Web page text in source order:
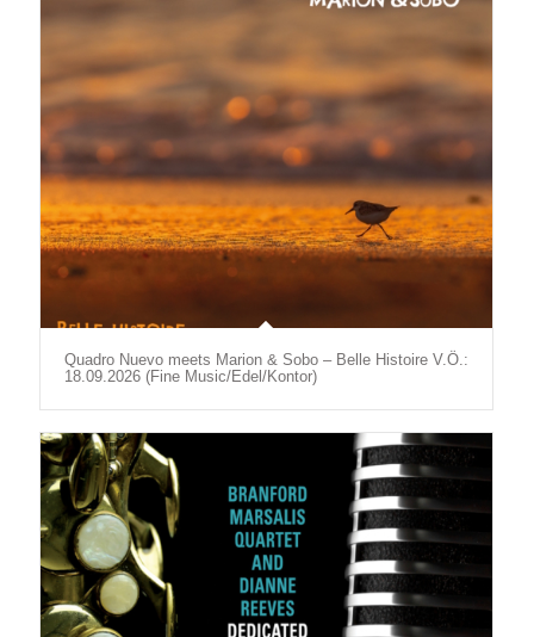
Quadro Nuevo meets Marion & Sobo – Belle Histoire V.Ö.:
18.09.2026 (Fine Music/Edel/Kontor)